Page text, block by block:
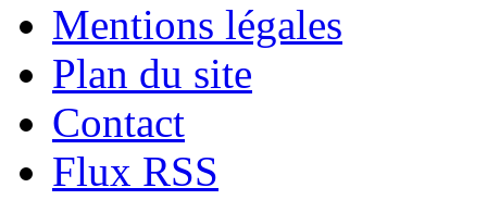
Mentions légales
Plan du site
Contact
Flux RSS